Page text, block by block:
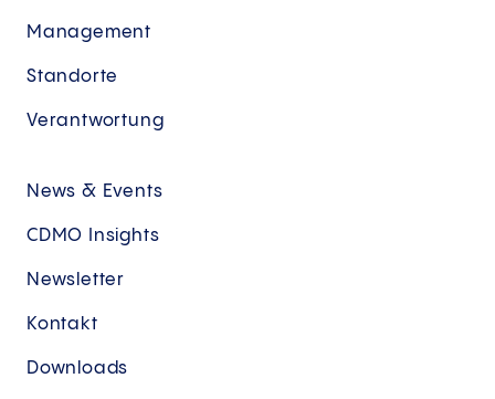
Management
Standorte
Verantwortung
News & Events
CDMO Insights
Newsletter
Kontakt
Downloads